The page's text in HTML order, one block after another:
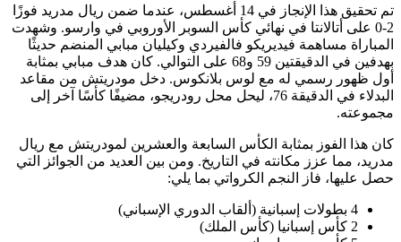
تم تحقيق هذا الإنجاز في 14 أغسطس، عندما ضمن ريال مدريد فوزًا
2-0 على أتالانتا في نهائي كأس السوبر الأوروبي في وارسو. وشهدت
المباراة مساهمة فيديريكو فالفيردي وكيليان مبابي المنضم حديثًا
بهدفين في الدقيقتين 59 و68 على التوالي. كان هدف مبابي بمثابة
أول ظهور رسمي له مع لوس بلانكوس. دخل مودريتش من مقاعد
البدلاء في الدقيقة 76، ليحل محل رودريجو، مضيفًا كأسًا آخر إلى
مجموعته.
كان هذا الفوز بمثابة الكأس السابعة والعشرين لمودريتش مع ريال
مدريد، مما عزز مكانته في التاريخ. ومن بين العديد من الجوائز التي
حصل عليها، فاز النجم الكرواتي بما يلي:
4 بطولات إسبانية (ألقاب الدوري الإسباني)
2 كأس إسبانيا (كأس الملك)